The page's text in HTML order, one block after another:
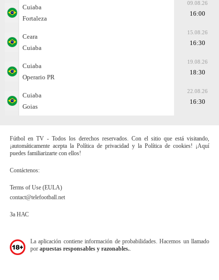
Cuiaba
Fortaleza
09.08.26
16:00
Ceara
Cuiaba
15.08.26
16:30
Cuiaba
Operario PR
19.08.26
18:30
Cuiaba
Goias
22.08.26
16:30
Fútbol en TV - Todos los derechos reservados. Con el sitio que está visitando,
¡automáticamente acepta la Política de privacidad y la Política de cookies! ¡Aquí
puedes familiarizarte con ellos!
Contáctenos:
Terms of Use (EULA)
contact@telefootball.net
За НАС
La aplicación contiene información de probabilidades. Hacemos un llamado
por apuestas responsables y razonables.